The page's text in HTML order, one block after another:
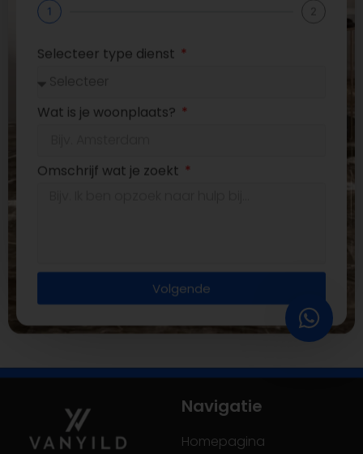
1 2
Selecteer type dienst
Wat is je woonplaats?
Omschrijf wat je zoekt
Volgende
Navigatie
Homepagina